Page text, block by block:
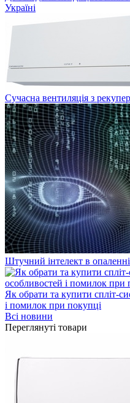
Україні
Сучасна вентиляція з
Штучний інтелект в опаленні
Як обрати та купити спліт-
і помилок при покупці
Всі новини
Переглянуті товари